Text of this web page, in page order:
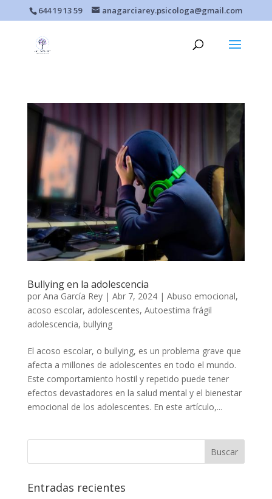
644 19 13 59 anagarciarey.psicologa@gmail.com
Bullying en la adolescencia
por Ana García Rey| Abr 7, 2024| Abuso emocional,
acoso escolar, adolescentes, Autoestima frágil
adolescencia, bullying
El acoso escolar, o bullying, es un problema grave que
afecta a millones de adolescentes en todo el mundo.
Este comportamiento hostil y repetido puede tener
efectos devastadores en la salud mental y el bienestar
emocional de los adolescentes. En este artículo,...
Entradas recientes